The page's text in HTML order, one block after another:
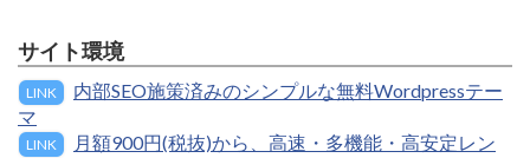
サイト環境
LINK
内部SEO施策済みのシンプルな無料Wordpressテー
マ
LINK
月額900円(税抜)から、高速・多機能・高安定レン